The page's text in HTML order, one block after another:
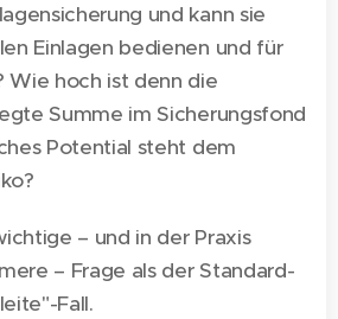
und kann sie
Einlagen bedienen und für
Wie hoch ist denn die
Summe im Sicherungsfond
Potential steht dem
– und in der Praxis
– Frage als der Standard-
Fall.